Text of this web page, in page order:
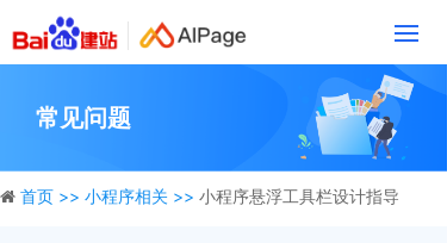
常见问题
首页 >> 小程序相关 >> 小程序悬浮工具栏设计指导